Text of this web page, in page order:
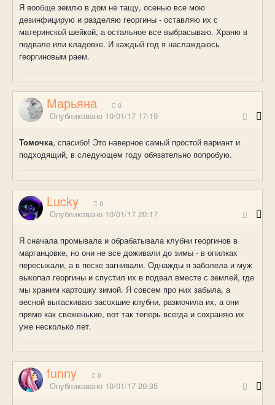
Я вообще землю в дом не тащу, осенью все мою
дезинфицирую и разделяю георгины - оставляю их с
материнской шейкой, а остальное все выбрасываю. Храню в
подвале или кладовке. И каждый год я наслаждаюсь
георгиновым раем.
Марьяна 0
Опубликовано 10/01/17 17:19
Томочка, спасибо! Это наверное самый простой вариант и
подходящий, в следующем году обязательно попробую.
Lucky 0
Опубликовано 10/01/17 20:17
Я сначала промывала и обрабатывала клубни георгинов в
марганцовке, но они не все доживали до зимы - в опилках
пересыхали, а в песке загнивали. Однажды я заболела и муж
выкопал георгины и спустил их в подвал вместе с землей, где
мы храним картошку зимой. Я совсем про них забыла, а
весной вытаскиваю засохшие клубни, размочила их, а они
прямо как свеженькие, вот так теперь всегда и сохраняю их
уже несколько лет.
funny 0
Опубликовано 10/01/17 20:35